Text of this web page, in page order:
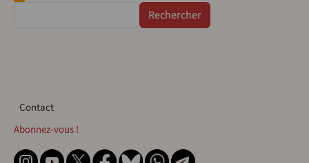
Contact
Contact
Abonnez-vous !